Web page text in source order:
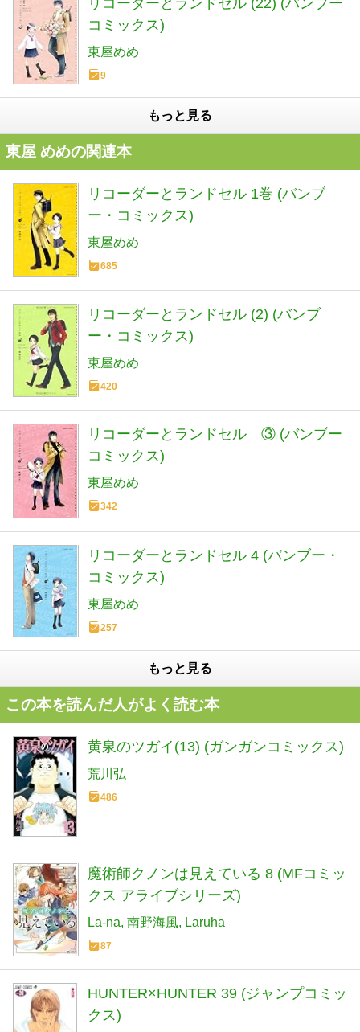
コミックス)
東屋めめ
9
もっと見る
東屋 めめの関連本
リコーダーとランドセル 1巻 (バンブ
ー・コミックス)
東屋めめ
685
リコーダーとランドセル (2) (バンブ
ー・コミックス)
東屋めめ
420
リコーダーとランドセル ③ (バンブー
コミックス)
東屋めめ
342
リコーダーとランドセル 4 (バンブー・
コミックス)
東屋めめ
257
もっと見る
この本を読んだ人がよく読む本
黄泉のツガイ(13) (ガンガンコミックス)
荒川弘
486
魔術師クノンは見えている 8 (MFコミッ
クス アライブシリーズ)
La-na 南野海風 Laruha
87
HUNTER×HUNTER 39 (ジャンプコミッ
クス)